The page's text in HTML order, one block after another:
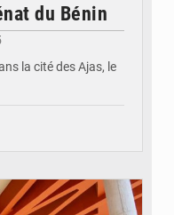
du Bénin
la cité des Ajas, le